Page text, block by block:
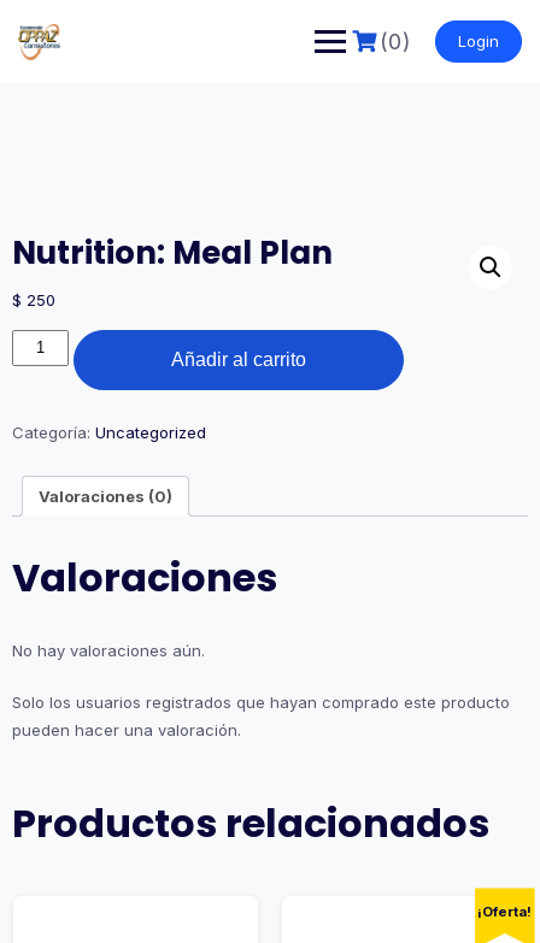
contenido
(0) Login
Nutrition: Meal Plan
$ 250
Nutrition:
Meal
Añadir al carrito
Categoría: Uncategorized
Valoraciones (0)
Valoraciones
No hay valoraciones aún.
Solo los usuarios registrados que hayan comprado este producto
pueden hacer una valoración.
Productos relacionados
¡Oferta!